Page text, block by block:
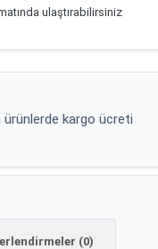
ulaştırabilirsiniz
ürünlerde kargo ücreti
(0)